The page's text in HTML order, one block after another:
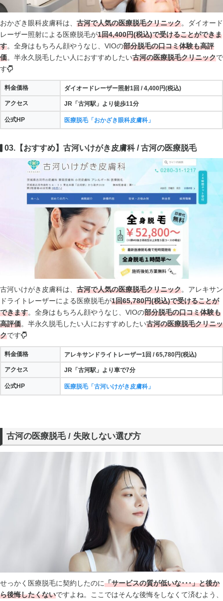
おかざき眼科皮膚科は、 古河で人気の医療脱毛クリニック。ダイオード
レーザー照射による医療脱毛が1回4,400円(税込)で受けることができま
す。全身はもちろん顔やうなじ、VIOの部分脱毛の口コミ体験も高評
価。半永久脱毛したい人におすすめしたい古河の医療脱毛クリニックで
す
料金価格 ダイオードレーザー照射1回 / 4,400円(税込)
アクセス JR「古河駅」より徒歩11分
公式HP 医療脱毛「おかざき眼科皮膚科」
03.【おすすめ】古河いけがき皮膚科 / 古河の医療脱毛
古河いけがき皮膚科は、 古河で人気の医療脱毛クリニック。アレキサン
ドライトレーザーによる医療脱毛が1回65,780円(税込)で受けることが
できます。全身はもちろん顔やうなじ、VIOの部分脱毛の口コミ体験も
高評価。半永久脱毛したい人におすすめしたい古河の医療脱毛クリニッ
クです
料金価格 アレキサンドライトレーザー1回 / 65,780円(税込)
アクセス JR「古河駅」より車で7分
公式HP 医療脱毛「古河いけがき皮膚科」
古河の医療脱毛 / 失敗しない選び方
せっかく医療脱毛に契約したのに「サービスの質が低いな･･･」と後か
ら後悔したくないですよね。ここではそんな後悔をしなくて済むよう、